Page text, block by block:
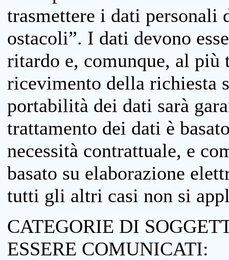
trasmettere i dati personali
ostacoli”. I dati devono
ritardo e, comunque, al più
ricevimento della richiesta
portabilità dei dati sarà
trattamento dei dati è
necessità contrattuale, e
basato su elaborazione
tutti gli altri casi non si
CATEGORIE DI
ESSERE COMUNICATI: